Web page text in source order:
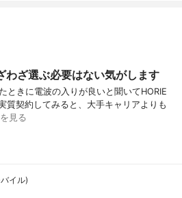
わざ選ぶ必要はない気がします
ときに電波の入りが良いと聞いてHORIE
質契約してみると、大手キャリアよりも
見る
イル)